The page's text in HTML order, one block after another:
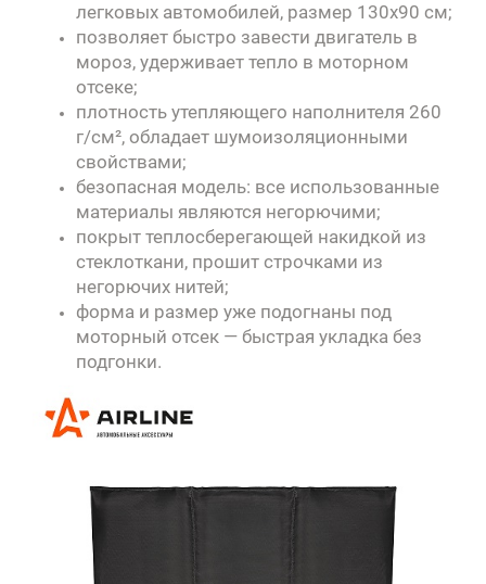
легковых автомобилей, размер 130х90 см;
позволяет быстро завести двигатель в
мороз, удерживает тепло в моторном
отсеке;
плотность утепляющего наполнителя 260
г/см², обладает шумоизоляционными
свойствами;
безопасная модель: все использованные
материалы являются негорючими;
покрыт теплосберегающей накидкой из
стеклоткани, прошит строчками из
негорючих нитей;
форма и размер уже подогнаны под
моторный отсек — быстрая укладка без
подгонки.